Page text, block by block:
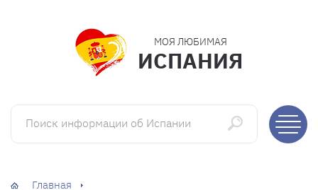
МОЯ ЛЮБИМАЯ
ИСПАНИЯ
Поиск информации об Испании
Главная